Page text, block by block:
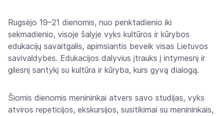
Rugsėjo 19–21 dienomis, nuo penktadienio iki
sekmadienio, visoje šalyje vyks kultūros ir kūrybos
edukacijų savaitgalis, apimsiantis beveik visas Lietuvos
savivaldybes. Edukacijos dalyvius įtrauks į intymesnį ir
gilesnį santykį su kultūra ir kūryba, kurs gyvą dialogą.
Šiomis dienomis menininkai atvers savo studijas, vyks
atviros repeticijos, ekskursijos, susitikimai su menininkais,